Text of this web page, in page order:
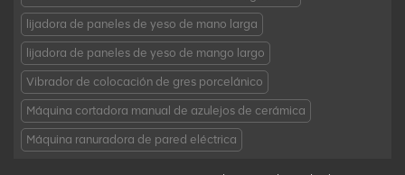
lijadora de paneles de yeso de mano larga
lijadora de paneles de yeso de mango largo
Vibrador de colocación de gres porcelánico
Máquina cortadora manual de azulejos de cerámica
Máquina ranuradora de pared eléctrica